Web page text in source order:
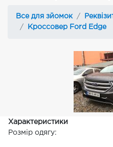
Все для зйомок
Кроссовер Ford Edge
Характеристики
Розмір одягу: